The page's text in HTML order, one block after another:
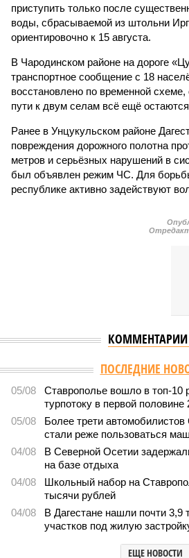
приступить только после
воды, сбрасываемой из штольни
ориентировочно к 15 августа.
В Чародинском районе на дороге
транспортное сообщение с 18
восстановлено по временной
пути к двум селам всё ещё
Ранее в Унцукульском районе
повреждения дорожного полотна
метров и серьёзных нарушений в
был объявлен режим ЧС. Для
республике активно задействуют
КОММЕНТАРИИ
ПОСЛЕДНИЕ
05/08
Ставрополье вошло в топ-10
турпотоку в первой половине
05/08
Более трети автомобилистов
стали реже пользоваться
04/08
В Северной Осетии
на базе отдыха
04/08
Школьный набор на
тысячи рублей
04/08
В Дагестане нашли почти 3,9
участков под жилую
ЕЩЕ НОВОСТИ